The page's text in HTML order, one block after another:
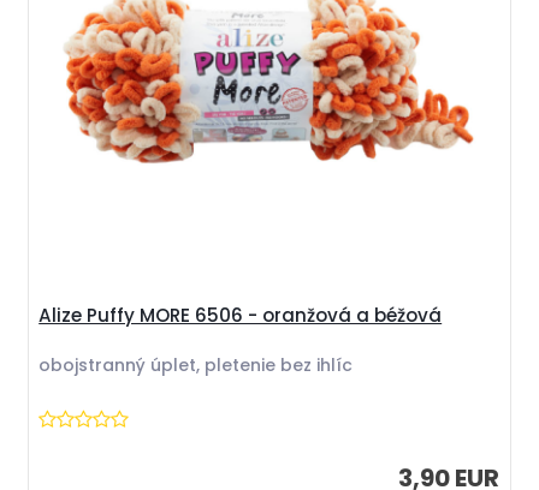
Alize Puffy MORE 6506 - oranžová a béžová
obojstranný úplet, pletenie bez ihlíc
3,90 EUR